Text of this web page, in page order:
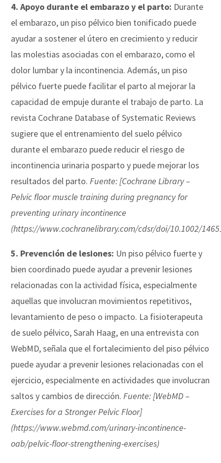
4. Apoyo durante el embarazo y el parto: Durante
el embarazo, un piso pélvico bien tonificado puede
ayudar a sostener el útero en crecimiento y reducir
las molestias asociadas con el embarazo, como el
dolor lumbar y la incontinencia. Además, un piso
pélvico fuerte puede facilitar el parto al mejorar la
capacidad de empuje durante el trabajo de parto. La
revista Cochrane Database of Systematic Reviews
sugiere que el entrenamiento del suelo pélvico
durante el embarazo puede reducir el riesgo de
incontinencia urinaria posparto y puede mejorar los
resultados del parto. Fuente: [Cochrane Library –
Pelvic floor muscle training during pregnancy for
preventing urinary incontinence
(https://www.cochranelibrary.com/cdsr/doi/10.1002/
5. Prevención de lesiones: Un piso pélvico fuerte y
bien coordinado puede ayudar a prevenir lesiones
relacionadas con la actividad física, especialmente
aquellas que involucran movimientos repetitivos,
levantamiento de peso o impacto. La fisioterapeuta
de suelo pélvico, Sarah Haag, en una entrevista con
WebMD, señala que el fortalecimiento del piso pélvico
puede ayudar a prevenir lesiones relacionadas con el
ejercicio, especialmente en actividades que involucran
saltos y cambios de dirección. Fuente: [WebMD –
Exercises for a Stronger Pelvic Floor]
(https://www.webmd.com/urinary-incontinence-
oab/pelvic-floor-strengthening-exercises)